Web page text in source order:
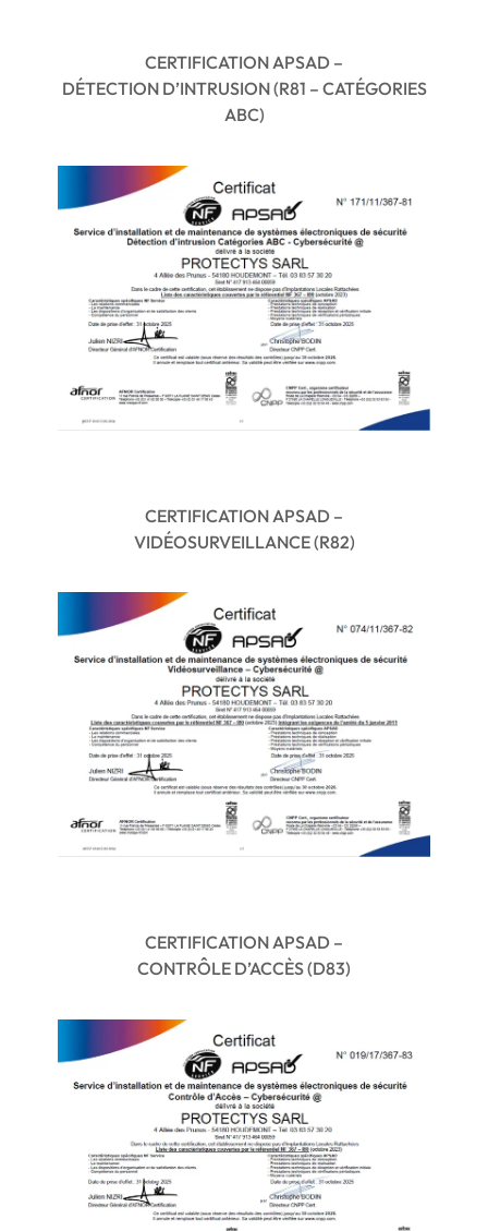
CERTIFICATION APSAD –
DÉTECTION D’INTRUSION (R81 – CATÉGORIES
ABC)
CERTIFICATION APSAD –
VIDÉOSURVEILLANCE (R82)
CERTIFICATION APSAD –
CONTRÔLE D’ACCÈS (D83)